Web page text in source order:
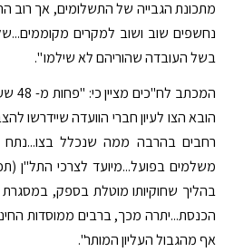
מתכונת הגבייה של התשלומים, אך רוב
נחשפים שוב ושוב למקרים
בשל העובדה שהוריהם לא שילמו ".
הובא הצו לעיון חברי הוועדה שיידרשו
רחבים בהרבה ממה שנכלל בצו...נתח
משלמים בפועל...מיועד לצרכי התל"ן
בהליך שחוקיותו מוטלת בספק,
הכנסת...יתרה מכך, ברבים ממוסדות
אף מהגבול העליון המותר".